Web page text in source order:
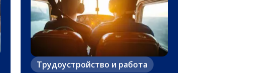
Трудоустройство и работа